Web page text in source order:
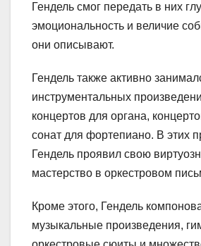
Гендель смог передать в них
эмоциональность и величие
они описывают.
Гендель также активно
инструментальных
концертов для органа,
сонат для фортепиано. В этих
Гендель проявил свою
мастерство в оркестровом
Кроме этого, Гендель
музыкальные произведения,